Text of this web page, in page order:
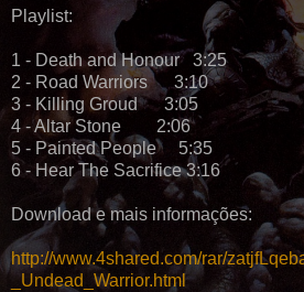
Playlist:
1 - Death and Honour 3:25
2 - Road Warriors 3:10
3 - Killing Groud 3:05
4 - Altar Stone 2:06
5 - Painted People 5:35
6 - Hear The Sacrifice 3:16
Download e mais informações:
http://www.4shared.com/rar/
_Undead_Warrior.html